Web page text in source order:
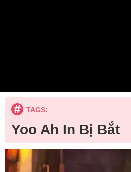
TAGS:
Yoo Ah In Bị Bắt